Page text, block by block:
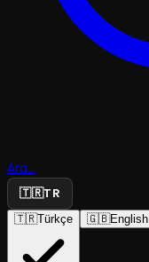
Ara...
🇹🇷TR
🇹🇷Türkçe 🇬🇧English